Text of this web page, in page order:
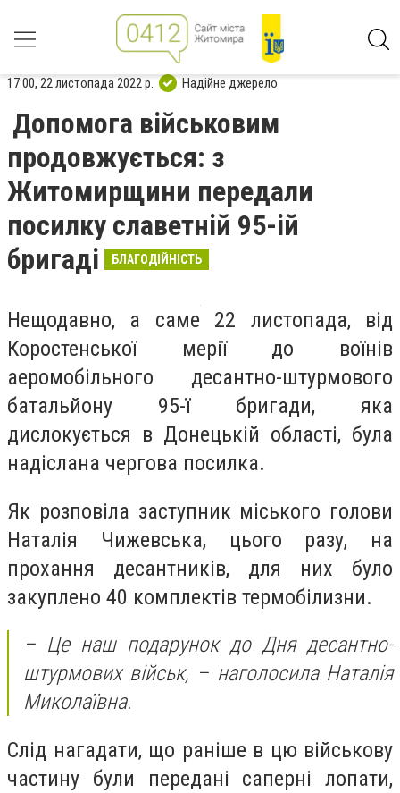
17:00, 22 листопада 2022 р. Надійне джерело
Допомога військовим
продовжується: з
Житомирщини передали
посилку славетній 95-ій
бригаді
БЛАГОДІЙНІСТЬ
Нещодавно, а саме 22 листопада, від
Коростенської мерії до воїнів
аеромобільного десантно-штурмового
батальйону 95-ї бригади, яка
дислокується в Донецькій області, була
надіслана чергова посилка.
Як розповіла заступник міського голови
Наталія Чижевська, цього разу, на
прохання десантників, для них було
закуплено 40 комплектів термобілизни.
– Це наш подарунок до Дня десантно-
штурмових військ, – наголосила Наталія
Миколаївна.
Слід нагадати, що раніше в цю військову
частину були передані саперні лопати,